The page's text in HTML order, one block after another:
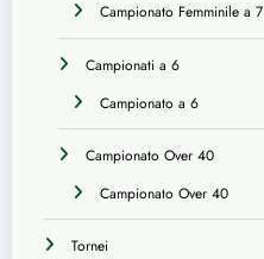
Campionato Femminile a 7
Campionati a 6
Campionato a 6
Campionato Over 40
Campionato Over 40
Tornei